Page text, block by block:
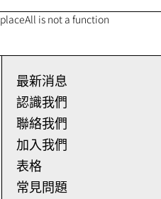
is not a function
最新消息
認識我們
聯絡我們
加入我們
表格
常見問題